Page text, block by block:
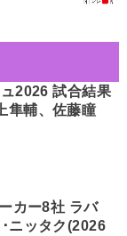
2026 試合結果
隼輔、佐藤瞳
カー8社 ラバ
ニッタク(2026